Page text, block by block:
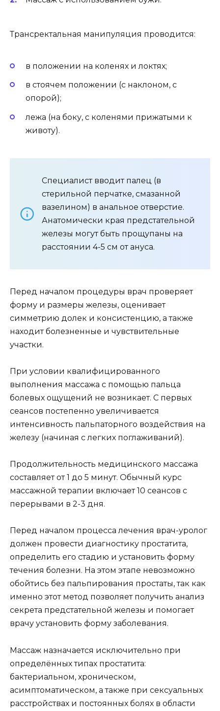
Трансректальная манипуляция проводится:
в положении на коленях и локтях;
в стоячем положении (с наклоном, с
опорой);
лежа (на боку, с коленями прижатыми к
животу).
Специалист вводит палец (в
стерильной перчатке, смазанной
вазелином) в анальное отверстие.
Анатомически края предстательной
железы могут быть прощупаны на
расстоянии 4-5 см от ануса.
Перед началом процедуры врач проверяет
форму и размеры железы, оценивает
симметрию долек и консистенцию, а также
находит болезненные и чувствительные
участки.
При условии квалифицированного
выполнения массажа с помощью пальца
болевых ощущений не возникает. С первых
сеансов постепенно увеличивается
интенсивность пальпаторного воздействия на
железу (начиная с легких поглаживаний).
Продолжительность медицинского массажа
составляет от 1 до 5 минут. Обычный курс
массажной терапии включает 10 сеансов с
перерывами в 2-3 дня.
Перед началом процесса лечения врач-уролог
должен провести диагностику простатита,
определить его стадию и установить форму
течения болезни. На этом этапе невозможно
обойтись без пальпирования простаты, так как
именно этот метод позволяет получить анализ
секрета предстательной железы и помогает
врачу установить форму заболевания.
Массаж назначается исключительно при
определённых типах простатита:
бактериальном, хроническом,
асимптоматическом, а также при сексуальных
расстройствах и постоянных болях в области